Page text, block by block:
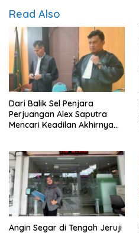
Read Also
Dari Balik Sel Penjara
Perjuangan Alex Saputra
Mencari Keadilan Akhirnya
Angin Segar di Tengah Jeruji